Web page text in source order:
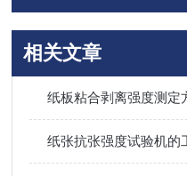
相关文章
纸板粘合剥离强度测定
纸张抗张强度试验机的